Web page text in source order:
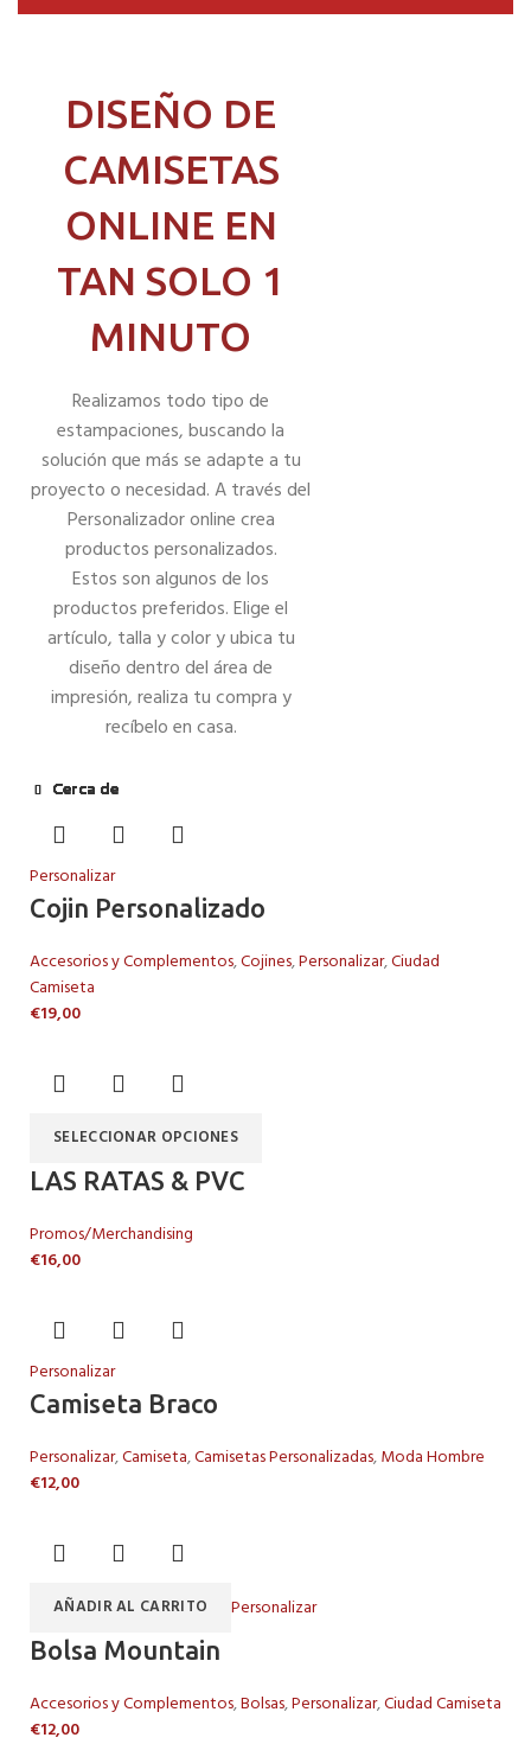
DISEÑO DE
CAMISETAS
ONLINE EN
TAN SOLO 1
MINUTO
Realizamos todo tipo de
estampaciones, buscando la
solución que más se adapte a tu
proyecto o necesidad. A través del
Personalizador online crea
productos personalizados.
Estos son algunos de los
productos preferidos. Elige el
artículo, talla y color y ubica tu
diseño dentro del área de
impresión, realiza tu compra y
recíbelo en casa.
Personalizar
Cerca de
Cojin Personalizado
Accesorios y Complementos,Cojines,Personalizar,Ciudad
Camiseta
€19,00
SELECCIONAR OPCIONES
Cerca de
LAS RATAS & PVC
Promos/Merchandising
€16,00
Personalizar
Cerca de
Camiseta Braco
Personalizar,Camiseta,Camisetas Personalizadas,Moda Hombre
€12,00
AÑADIR AL CARRITO Personalizar
Cerca de
Bolsa Mountain
Accesorios y Complementos,Bolsas,Personalizar,Ciudad Camiseta
€12,00
Cerca de
Cerca de
Cerca de
Cerca de